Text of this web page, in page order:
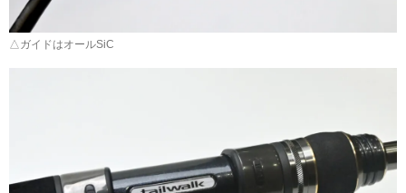
△ガイドはオールSiC